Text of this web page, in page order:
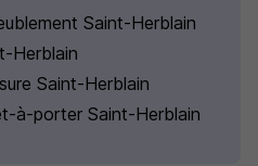
Saint-Herblain
Herblain
Saint-Herblain
à-porter Saint-Herblain